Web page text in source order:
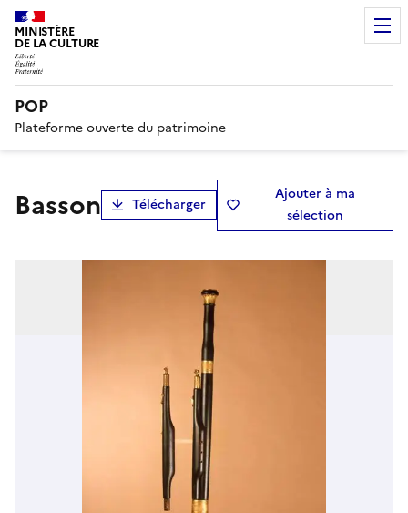
MINISTÈRE
DE LA CULTURE
POP
Plateforme ouverte du patrimoine
basson Télécharger
Ajouter à ma
sélection